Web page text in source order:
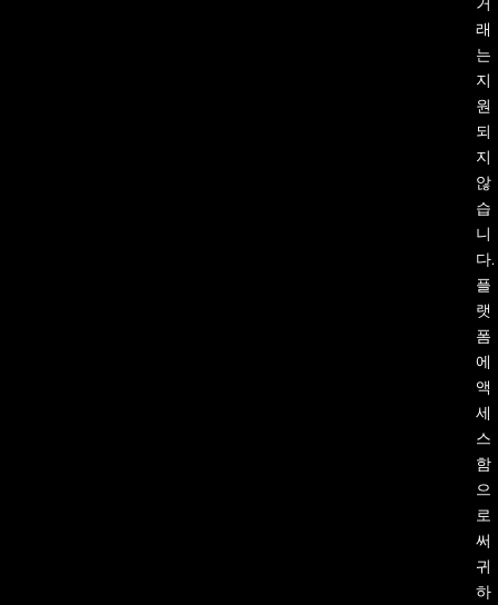
래
는
지
원
되
지
않
습
니
다.
플
랫
폼
에
액
세
스
함
으
로
써
귀
하